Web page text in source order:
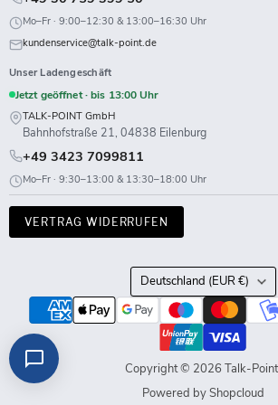
Mo–Fr · 9:00–12:30 & 13:00–16:30 Uhr
kundenservice@talk-point.de
Unser Ladengeschäft
Jetzt geöffnet · bis 13:00 Uhr
TALK-POINT GmbH
Bahnhofstraße 21, 04838 Eilenburg
+49 3423 7099811
Mo–Fr · 9:30–13:00 & 13:30–18:00 Uhr
VERTRAG WIDERRUFEN
Land
Deutschland (EUR €)
Copyright © 2026 Talk-
Powered by Shopcloud